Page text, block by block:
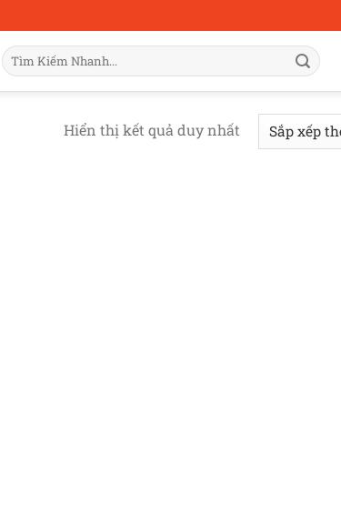
Tìm
kiếm:
Hiển thị kết quả duy nhất